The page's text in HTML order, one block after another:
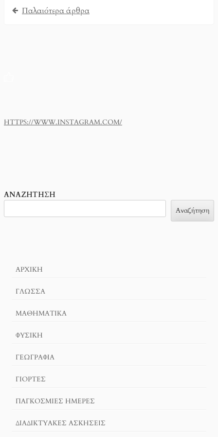
Παλαιότερα άρθρα
HTTPS://WWW.INSTAGRAM.COM/
ΑΝΑΖΉΤΗΣΗ
Αναζήτηση
ΑΡΧΙΚΉ
ΓΛΏΣΣΑ
ΜΑΘΗΜΑΤΙΚΆ
ΦΥΣΙΚΗ
ΓΕΩΓΡΑΦΊΑ
ΓΙΟΡΤΈΣ
ΠΑΓΚΟΣΜΙΕΣ ΗΜΕΡΕΣ
ΔΙΑΔΙΚΤΥΑΚΈΣ ΑΣΚΉΣΕΙΣ